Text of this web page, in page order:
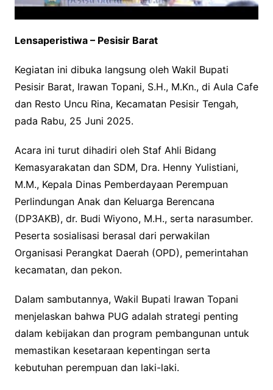
Lensaperistiwa – Pesisir Barat
Kegiatan ini dibuka langsung oleh Wakil Bupati
Pesisir Barat, Irawan Topani, S.H., M.Kn., di Aula Cafe
dan Resto Uncu Rina, Kecamatan Pesisir Tengah,
pada Rabu, 25 Juni 2025.
Acara ini turut dihadiri oleh Staf Ahli Bidang
Kemasyarakatan dan SDM, Dra. Henny Yulistiani,
M.M., Kepala Dinas Pemberdayaan Perempuan
Perlindungan Anak dan Keluarga Berencana
(DP3AKB), dr. Budi Wiyono, M.H., serta narasumber.
Peserta sosialisasi berasal dari perwakilan
Organisasi Perangkat Daerah (OPD), pemerintahan
kecamatan, dan pekon.
Dalam sambutannya, Wakil Bupati Irawan Topani
menjelaskan bahwa PUG adalah strategi penting
dalam kebijakan dan program pembangunan untuk
memastikan kesetaraan kepentingan serta
kebutuhan perempuan dan laki-laki.